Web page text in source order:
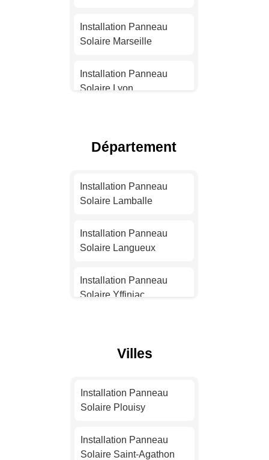
Installation Panneau
Solaire Marseille
Installation Panneau
Solaire Lyon
Solaire Nice
Solaire Nantes
Solaire Strasbourg
Installation Panneau
Installation Panneau
Installation Panneau
Département
Installation Panneau
Solaire Lamballe
Installation Panneau
Solaire Langueux
Installation Panneau
Solaire Yffiniac
Solaire Perros-Guirec
Solaire Plérin
Villes
Installation Panneau
Solaire Plouisy
Installation Panneau
Solaire Saint-Agathon